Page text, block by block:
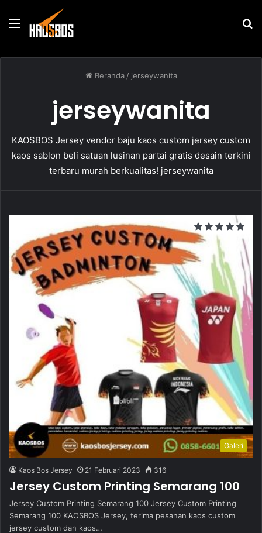
Menu
Beranda / jerseywanita
jerseywanita
KAOSBOS Jersey vendor baju kaos custom jersey custom
kaos sablon beli satuan lusinan partai gratis desain terkini
terbaru murah berkualitas! jerseywanita
Galeri
Kaos Bos Jersey 21 Februari 2023 316
Jersey Custom Printing Semarang 100
Jersey Custom Printing Semarang 100 Jersey Custom Printing
Semarang 100 KAOSBOS Jersey, terima pesanan kaos custom
jersey custom dan kaos…